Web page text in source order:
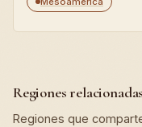
Regiones relacionadas
Regiones que